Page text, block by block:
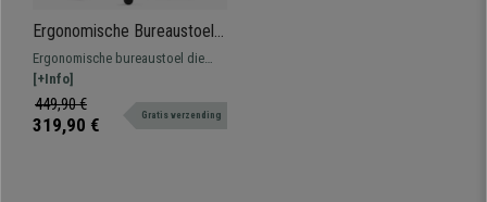
Ergonomische Bureaustoel
DIEGO, Met Dikke Vulling en
Synchroonmechanisme,
Kleur Blauw
Ergonomische bureaustoel die
comfort combineert met vele
verstelmogelijkheden en kwaliteit.
Ideaal voor een intensief gebruik
[+Info]
449,90 €
319,90 € Gratis verzending